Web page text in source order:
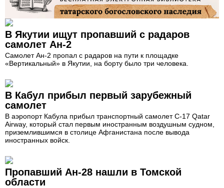
В Якутии ищут пропавший с радаров
самолет Ан-2
Самолет Ан-2 пропал с радаров на пути к площадке
«Вертикальный» в Якутии, на борту было три человека.
В Кабул прибыл первый зарубежный
самолет
В аэропорт Кабула прибыл транспортный самолет C-17 Qatar
Airway, который стал первым иностранным воздушным судном,
приземлившимся в столице Афганистана после вывода
иностранных войск.
Пропавший Ан-28 нашли в Томской
области